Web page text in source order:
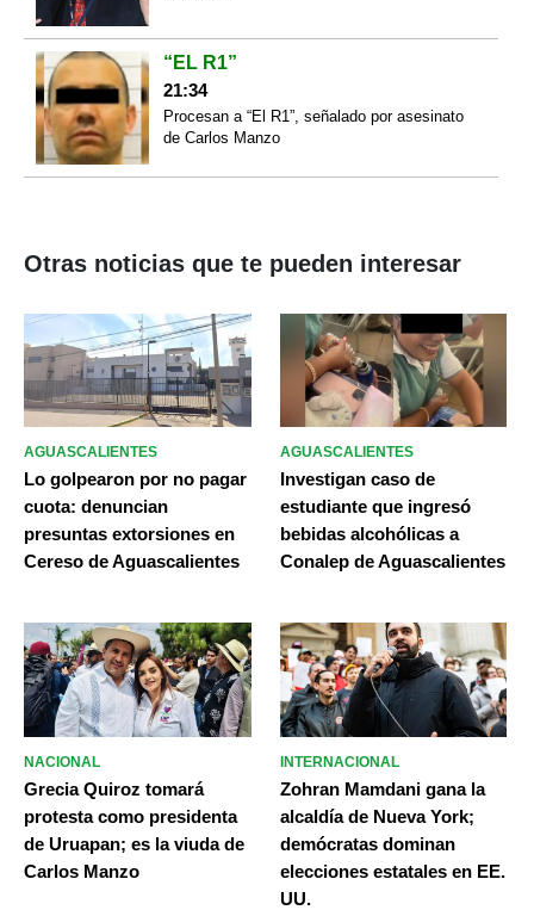
“EL R1”
21:34
Procesan a “El R1”, señalado por asesinato
de Carlos Manzo
Otras noticias que te pueden interesar
AGUASCALIENTES
Lo golpearon por no pagar
cuota: denuncian
presuntas extorsiones en
Cereso de Aguascalientes
AGUASCALIENTES
Investigan caso de
estudiante que ingresó
bebidas alcohólicas a
Conalep de Aguascalientes
NACIONAL
Grecia Quiroz tomará
protesta como presidenta
de Uruapan; es la viuda de
Carlos Manzo
INTERNACIONAL
Zohran Mamdani gana la
alcaldía de Nueva York;
demócratas dominan
elecciones estatales en EE.
UU.